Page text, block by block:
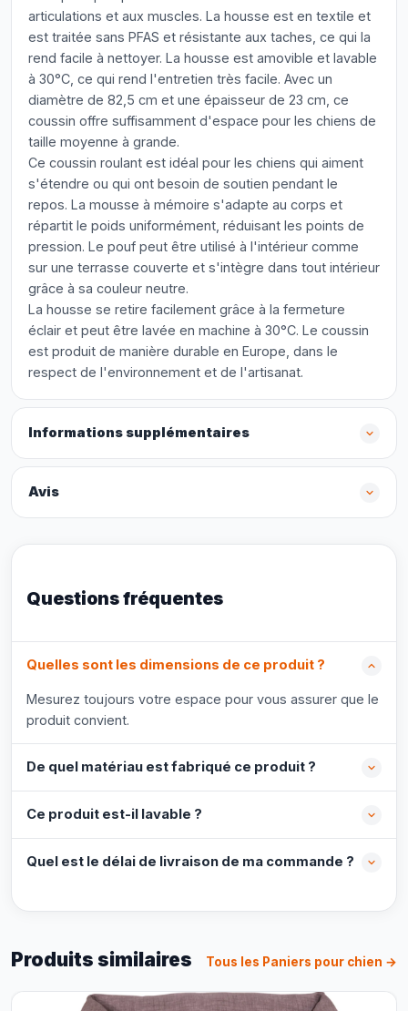
articulations et aux muscles. La housse est en textile et
est traitée sans PFAS et résistante aux taches, ce qui la
rend facile à nettoyer. La housse est amovible et lavable
à 30°C, ce qui rend l'entretien très facile. Avec un
diamètre de 82,5 cm et une épaisseur de 23 cm, ce
coussin offre suffisamment d'espace pour les chiens de
taille moyenne à grande.
Ce coussin roulant est idéal pour les chiens qui aiment
s'étendre ou qui ont besoin de soutien pendant le
repos. La mousse à mémoire s'adapte au corps et
répartit le poids uniformément, réduisant les points de
pression. Le pouf peut être utilisé à l'intérieur comme
sur une terrasse couverte et s'intègre dans tout intérieur
grâce à sa couleur neutre.
La housse se retire facilement grâce à la fermeture
éclair et peut être lavée en machine à 30°C. Le coussin
est produit de manière durable en Europe, dans le
respect de l'environnement et de l'artisanat.
Informations supplémentaires
Avis
Questions fréquentes
Quelles sont les dimensions de ce produit ?
Mesurez toujours votre espace pour vous assurer que le
produit convient.
De quel matériau est fabriqué ce produit ?
Ce produit est-il lavable ?
Quel est le délai de livraison de ma commande ?
Produits similaires Tous les Paniers pour chien →